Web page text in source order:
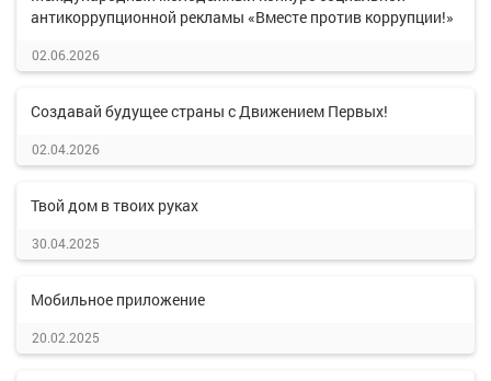
антикоррупционной рекламы «Вместе против коррупции!»
02.06.2026
Создавай будущее страны с Движением Первых!
02.04.2026
Твой дом в твоих руках
30.04.2025
Мобильное приложение
20.02.2025